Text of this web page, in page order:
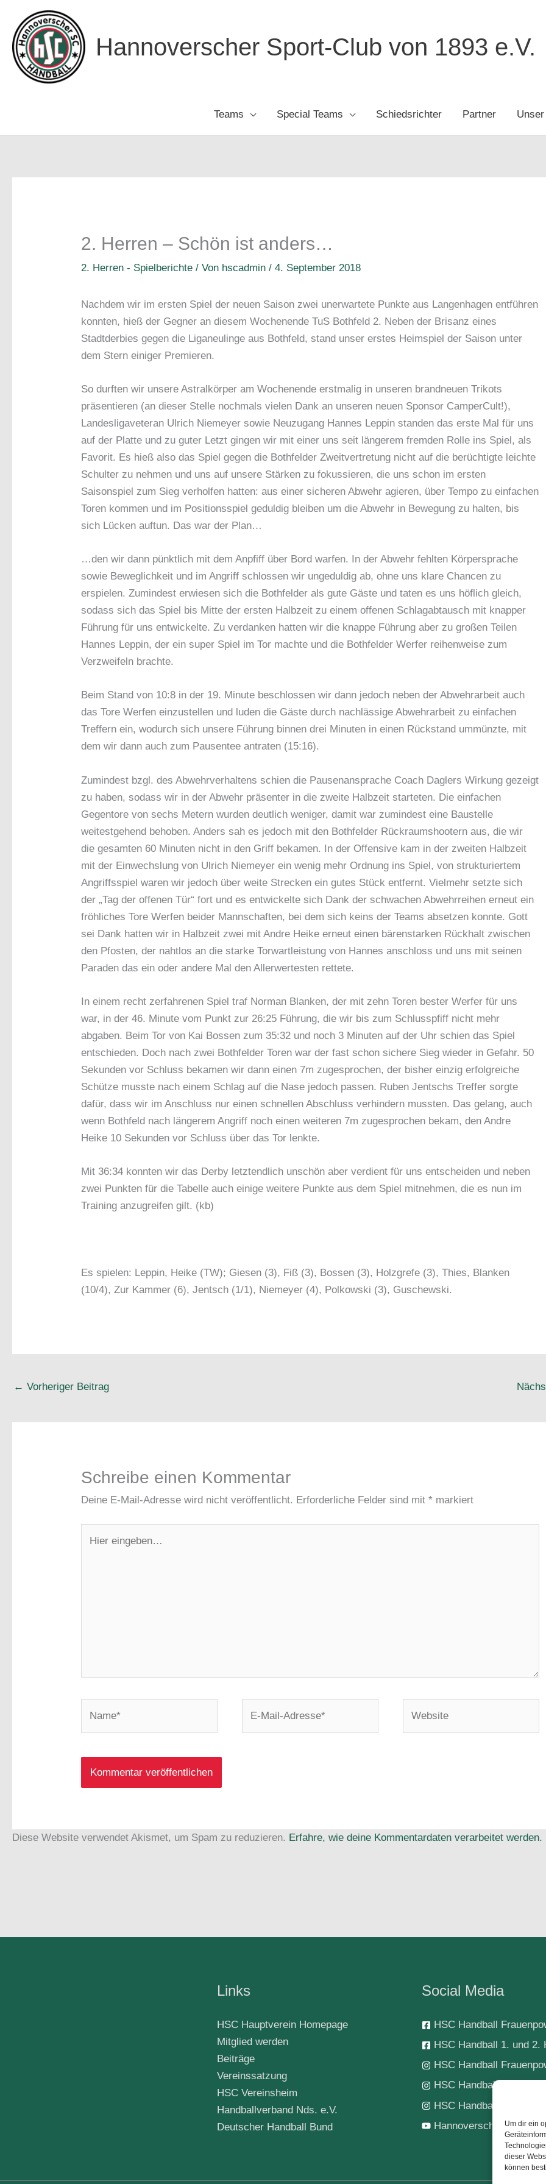
Um dir ein
dieser
können
Inhalt
springen
Hannoverscher Sport-Club von 1893 e.V.
Teams Special Teams Schiedsrichter Partner
2. Herren – Schön ist anders…
2. Herren - Spielberichte / Von hscadmin/4. September 2018
Nachdem wir im ersten Spiel der neuen Saison zwei unerwartete Punkte aus Langenhagen entführen
konnten, hieß der Gegner an diesem Wochenende TuS Bothfeld 2. Neben der Brisanz eines
Stadtderbies gegen die Liganeulinge aus Bothfeld, stand unser erstes Heimspiel der Saison unter
dem Stern einiger Premieren.
So durften wir unsere Astralkörper am Wochenende erstmalig in unseren brandneuen Trikots
präsentieren (an dieser Stelle nochmals vielen Dank an unseren neuen Sponsor CamperCult!),
Landesligaveteran Ulrich Niemeyer sowie Neuzugang Hannes Leppin standen das erste Mal für uns
auf der Platte und zu guter Letzt gingen wir mit einer uns seit längerem fremden Rolle ins Spiel, als
Favorit. Es hieß also das Spiel gegen die Bothfelder Zweitvertretung nicht auf die berüchtigte leichte
Schulter zu nehmen und uns auf unsere Stärken zu fokussieren, die uns schon im ersten
Saisonspiel zum Sieg verholfen hatten: aus einer sicheren Abwehr agieren, über Tempo zu einfachen
Toren kommen und im Positionsspiel geduldig bleiben um die Abwehr in Bewegung zu halten, bis
sich Lücken auftun. Das war der Plan…
…den wir dann pünktlich mit dem Anpfiff über Bord warfen. In der Abwehr fehlten Körpersprache
sowie Beweglichkeit und im Angriff schlossen wir ungeduldig ab, ohne uns klare Chancen zu
erspielen. Zumindest erwiesen sich die Bothfelder als gute Gäste und taten es uns höflich gleich,
sodass sich das Spiel bis Mitte der ersten Halbzeit zu einem offenen Schlagabtausch mit knapper
Führung für uns entwickelte. Zu verdanken hatten wir die knappe Führung aber zu großen Teilen
Hannes Leppin, der ein super Spiel im Tor machte und die Bothfelder Werfer reihenweise zum
Verzweifeln brachte.
Beim Stand von 10:8 in der 19. Minute beschlossen wir dann jedoch neben der Abwehrarbeit auch
das Tore Werfen einzustellen und luden die Gäste durch nachlässige Abwehrarbeit zu einfachen
Treffern ein, wodurch sich unsere Führung binnen drei Minuten in einen Rückstand ummünzte, mit
dem wir dann auch zum Pausentee antraten (15:16).
Zumindest bzgl. des Abwehrverhaltens schien die Pausenansprache Coach Daglers Wirkung gezeigt
zu haben, sodass wir in der Abwehr präsenter in die zweite Halbzeit starteten. Die einfachen
Gegentore von sechs Metern wurden deutlich weniger, damit war zumindest eine Baustelle
weitestgehend behoben. Anders sah es jedoch mit den Bothfelder Rückraumshootern aus, die wir
die gesamten 60 Minuten nicht in den Griff bekamen. In der Offensive kam in der zweiten Halbzeit
mit der Einwechslung von Ulrich Niemeyer ein wenig mehr Ordnung ins Spiel, von strukturiertem
Angriffsspiel waren wir jedoch über weite Strecken ein gutes Stück entfernt. Vielmehr setzte sich
der „Tag der offenen Tür“ fort und es entwickelte sich Dank der schwachen Abwehrreihen erneut ein
fröhliches Tore Werfen beider Mannschaften, bei dem sich keins der Teams absetzen konnte. Gott
sei Dank hatten wir in Halbzeit zwei mit Andre Heike erneut einen bärenstarken Rückhalt zwischen
den Pfosten, der nahtlos an die starke Torwartleistung von Hannes anschloss und uns mit seinen
Paraden das ein oder andere Mal den Allerwertesten rettete.
In einem recht zerfahrenen Spiel traf Norman Blanken, der mit zehn Toren bester Werfer für uns
war, in der 46. Minute vom Punkt zur 26:25 Führung, die wir bis zum Schlusspfiff nicht mehr
abgaben. Beim Tor von Kai Bossen zum 35:32 und noch 3 Minuten auf der Uhr schien das Spiel
entschieden. Doch nach zwei Bothfelder Toren war der fast schon sichere Sieg wieder in Gefahr. 50
Sekunden vor Schluss bekamen wir dann einen 7m zugesprochen, der bisher einzig erfolgreiche
Schütze musste nach einem Schlag auf die Nase jedoch passen. Ruben Jentschs Treffer sorgte
dafür, dass wir im Anschluss nur einen schnellen Abschluss verhindern mussten. Das gelang, auch
wenn Bothfeld nach längerem Angriff noch einen weiteren 7m zugesprochen bekam, den Andre
Heike 10 Sekunden vor Schluss über das Tor lenkte.
Mit 36:34 konnten wir das Derby letztendlich unschön aber verdient für uns entscheiden und neben
zwei Punkten für die Tabelle auch einige weitere Punkte aus dem Spiel mitnehmen, die es nun im
Training anzugreifen gilt. (kb)
Es spielen: Leppin, Heike (TW); Giesen (3), Fiß (3), Bossen (3), Holzgrefe (3), Thies, Blanken
(10/4), Zur Kammer (6), Jentsch (1/1), Niemeyer (4), Polkowski (3), Guschewski.
← Vorheriger Beitrag
Schreibe einen Kommentar
Deine E-Mail-Adresse wird nicht veröffentlicht. Erforderliche Felder sind mit* markiert
eingeben…
Diese Website verwendet Akismet, um Spam zu reduzieren. Erfahre, wie deine Kommentardaten verarbeitet werden.
Links
HSC Hauptverein Homepage
Mitglied werden
Beiträge
Vereinssatzung
HSC Vereinsheim
Handballverband Nds. e.V.
Deutscher Handball Bund
Social Media
HSC Handball
HSC Handball 1. und 2.
HSC Handball
HSC Handball 1. Herren
HSC Handball-Jugend
Hannoverscher SC